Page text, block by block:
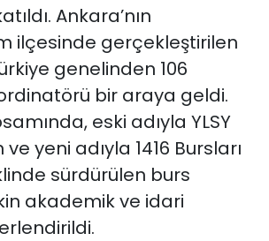
Ankara’nın
ilçesinde gerçekleştirilen
genelinden 106
bir araya geldi.
eski adıyla YLSY
yeni adıyla 1416 Bursları
sürdürülen burs
akademik ve idari